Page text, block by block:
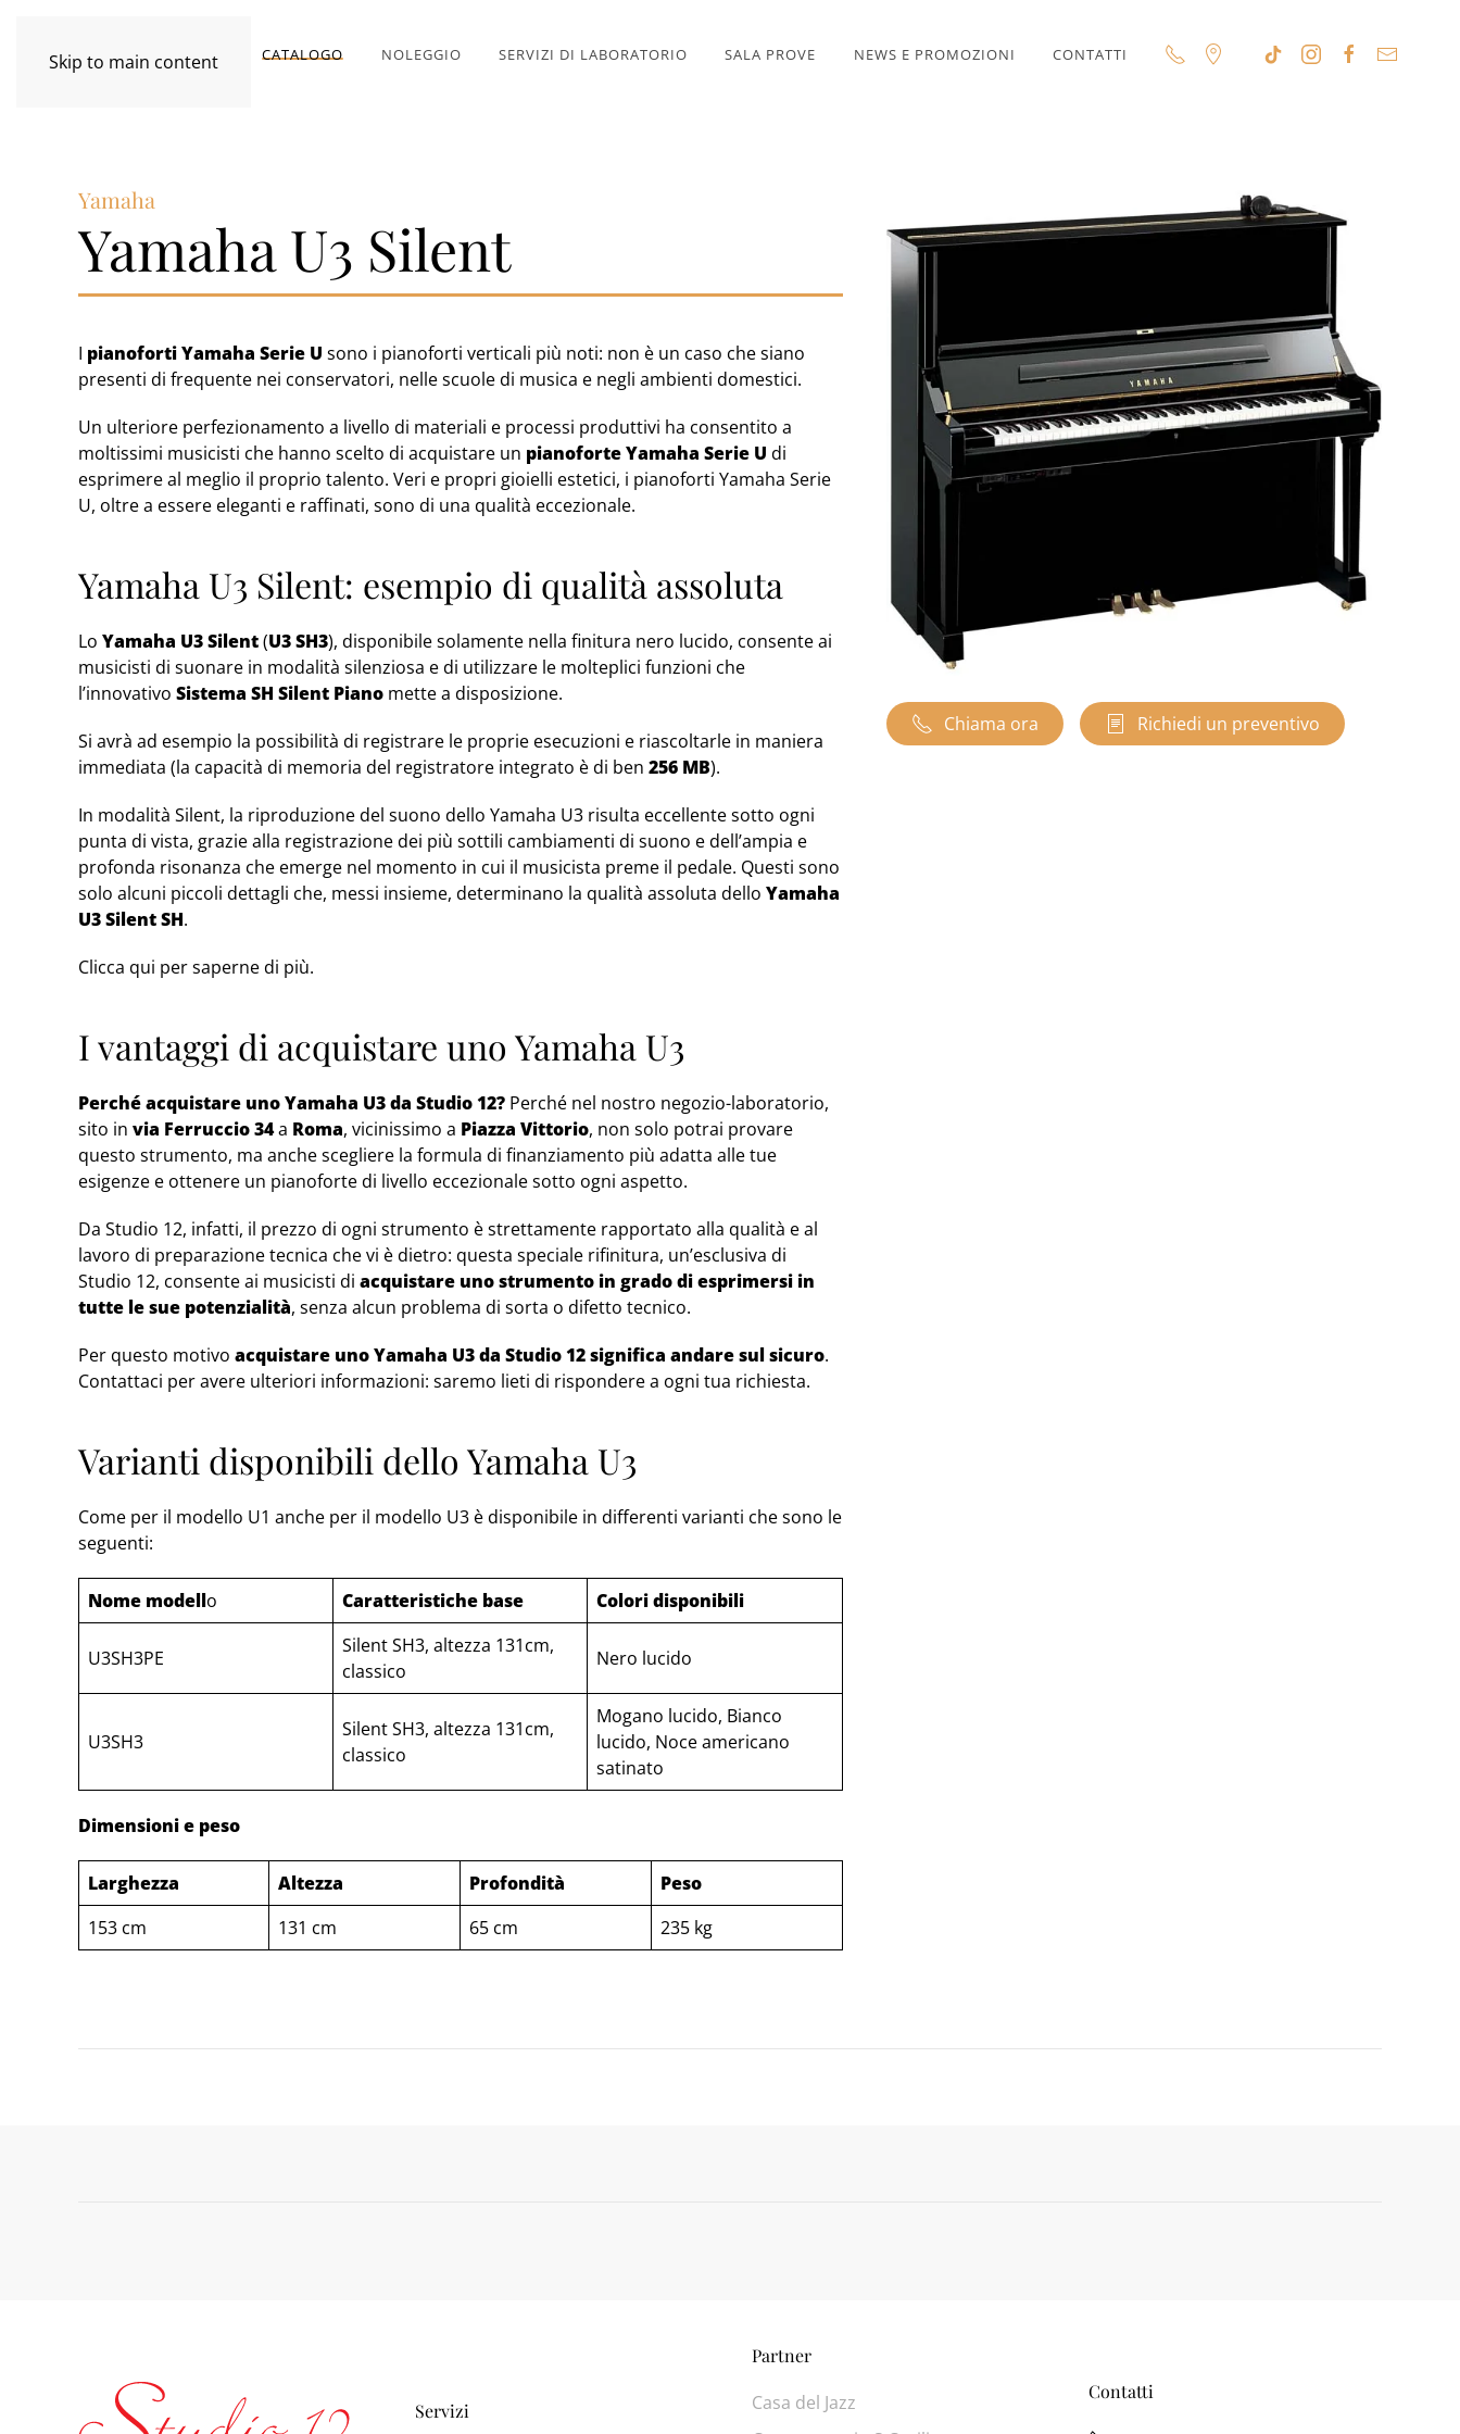
Skip to main content CATALOGO NOLEGGIO SERVIZI DI LABORATORIO SALA PROVE NEWS E PROMOZIONI CONTATTI
Yamaha
Yamaha U3 Silent
I pianoforti Yamaha Serie U sono i pianoforti verticali più noti: non è un caso che siano
presenti di frequente nei conservatori, nelle scuole di musica e negli ambienti domestici.
Un ulteriore perfezionamento a livello di materiali e processi produttivi ha consentito a
moltissimi musicisti che hanno scelto di acquistare un pianoforte Yamaha Serie U di
esprimere al meglio il proprio talento. Veri e propri gioielli estetici, i pianoforti Yamaha Serie
U, oltre a essere eleganti e raffinati, sono di una qualità eccezionale.
Yamaha U3 Silent: esempio di qualità assoluta
Lo Yamaha U3 Silent(U3 SH3), disponibile solamente nella finitura nero lucido, consente ai
musicisti di suonare in modalità silenziosa e di utilizzare le molteplici funzioni che
l’innovativo Sistema SH Silent Piano mette a disposizione.
Si avrà ad esempio la possibilità di registrare le proprie esecuzioni e riascoltarle in maniera
immediata (la capacità di memoria del registratore integrato è di ben 256 MB).
In modalità Silent, la riproduzione del suono dello Yamaha U3 risulta eccellente sotto ogni
punta di vista, grazie alla registrazione dei più sottili cambiamenti di suono e dell’ampia e
profonda risonanza che emerge nel momento in cui il musicista preme il pedale. Questi sono
solo alcuni piccoli dettagli che, messi insieme, determinano la qualità assoluta dello Yamaha
U3 Silent SH.
Clicca qui per saperne di più.
I vantaggi di acquistare uno Yamaha U3
Perché acquistare uno Yamaha U3 da Studio 12? Perché nel nostro negozio-laboratorio,
sito in via Ferruccio 34a Roma, vicinissimo a Piazza Vittorio, non solo potrai provare
questo strumento, ma anche scegliere la formula di finanziamento più adatta alle tue
esigenze e ottenere un pianoforte di livello eccezionale sotto ogni aspetto.
Da Studio 12, infatti, il prezzo di ogni strumento è strettamente rapportato alla qualità e al
lavoro di preparazione tecnica che vi è dietro: questa speciale rifinitura, un’esclusiva di
Studio 12, consente ai musicisti di acquistare uno strumento in grado di esprimersi in
tutte le sue potenzialità, senza alcun problema di sorta o difetto tecnico.
Per questo motivo acquistare uno Yamaha U3 da Studio 12 significa andare sul sicuro.
Contattaci per avere ulteriori informazioni: saremo lieti di rispondere a ogni tua richiesta.
Varianti disponibili dello Yamaha U3
Come per il modello U1 anche per il modello U3 è disponibile in differenti varianti che sono le
seguenti:
Nome modello Caratteristiche base Colori disponibili
U3SH3PE
Silent SH3, altezza 131cm,
classico
Nero lucido
U3SH3
Silent SH3, altezza 131cm,
classico
Mogano lucido, Bianco
lucido, Noce americano
satinato
Dimensioni e peso
Larghezza Altezza Profondità
Peso
153 cm
131 cm 65 cm 235 kg
Chiama ora Richiedi un preventivo
Servizi
Partner
Casa del Jazz
Contatti